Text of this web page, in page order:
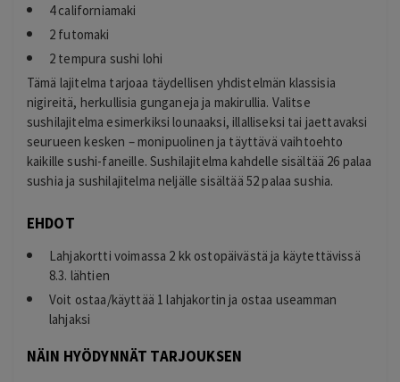
4 californiamaki
2 futomaki
2 tempura sushi lohi
Tämä lajitelma tarjoaa täydellisen yhdistelmän klassisia
nigireitä, herkullisia gunganeja ja makirullia. Valitse
sushilajitelma esimerkiksi lounaaksi, illalliseksi tai jaettavaksi
seurueen kesken – monipuolinen ja täyttävä vaihtoehto
kaikille sushi-faneille. Sushilajitelma kahdelle sisältää 26 palaa
sushia ja sushilajitelma neljälle sisältää 52 palaa sushia.
EHDOT
Lahjakortti voimassa 2 kk ostopäivästä ja käytettävissä
8.3. lähtien
Voit ostaa/käyttää 1 lahjakortin ja ostaa useamman
lahjaksi
NÄIN HYÖDYNNÄT TARJOUKSEN